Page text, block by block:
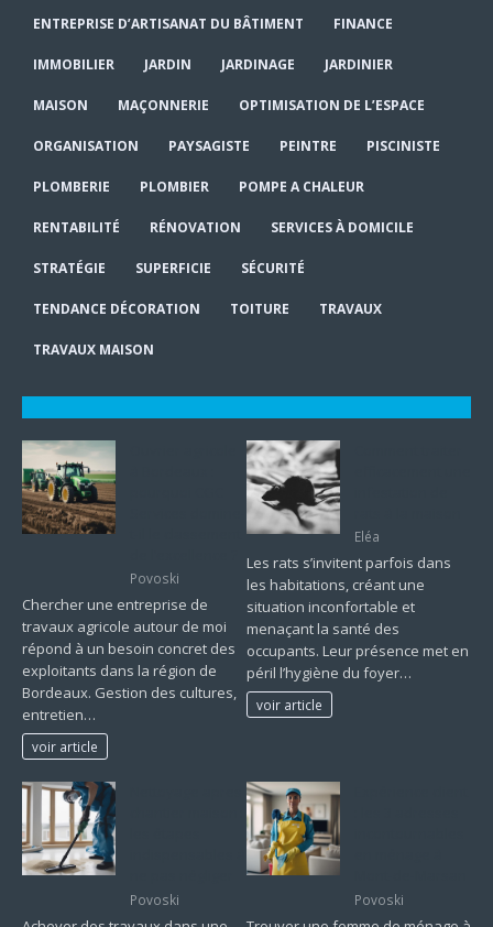
ENTREPRISE D’ARTISANAT DU BÂTIMENT FINANCE
IMMOBILIER JARDIN JARDINAGE JARDINIER
MAISON MAÇONNERIE OPTIMISATION DE L’ESPACE
ORGANISATION PAYSAGISTE PEINTRE PISCINISTE
PLOMBERIE PLOMBIER POMPE A CHALEUR
RENTABILITÉ RÉNOVATION SERVICES À DOMICILE
STRATÉGIE SUPERFICIE SÉCURITÉ
TENDANCE DÉCORATION TOITURE TRAVAUX
TRAVAUX MAISON
Povoski
Chercher une entreprise de
travaux agricole autour de moi
répond à un besoin concret des
exploitants dans la région de
Bordeaux. Gestion des cultures,
entretien…
voir article
Eléa
Les rats s’invitent parfois dans
les habitations, créant une
situation inconfortable et
menaçant la santé des
occupants. Leur présence met en
péril l’hygiène du foyer…
voir article
Povoski Povoski